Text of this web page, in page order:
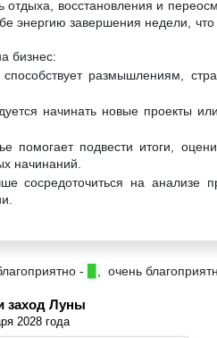
отдыха, восстановления и
энергию завершения недели,
бизнес:
размышлениям,
начинать новые проекты
помогает подвести итоги,
начинаний.
сосредоточиться на анализе
- , очень
заход Луны
2028 года